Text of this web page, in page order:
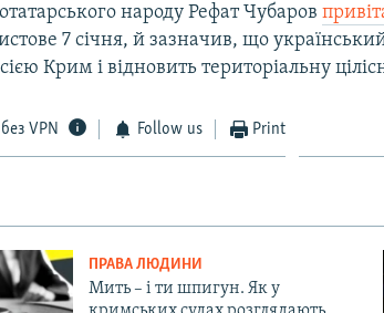
народу Рефат Чубаров
7 січня, й зазначив, що
Крим і відновить територіальну
VPN Follow us Print
ПРАВА ЛЮДИНИ
Мить – і ти шпигун. Як у